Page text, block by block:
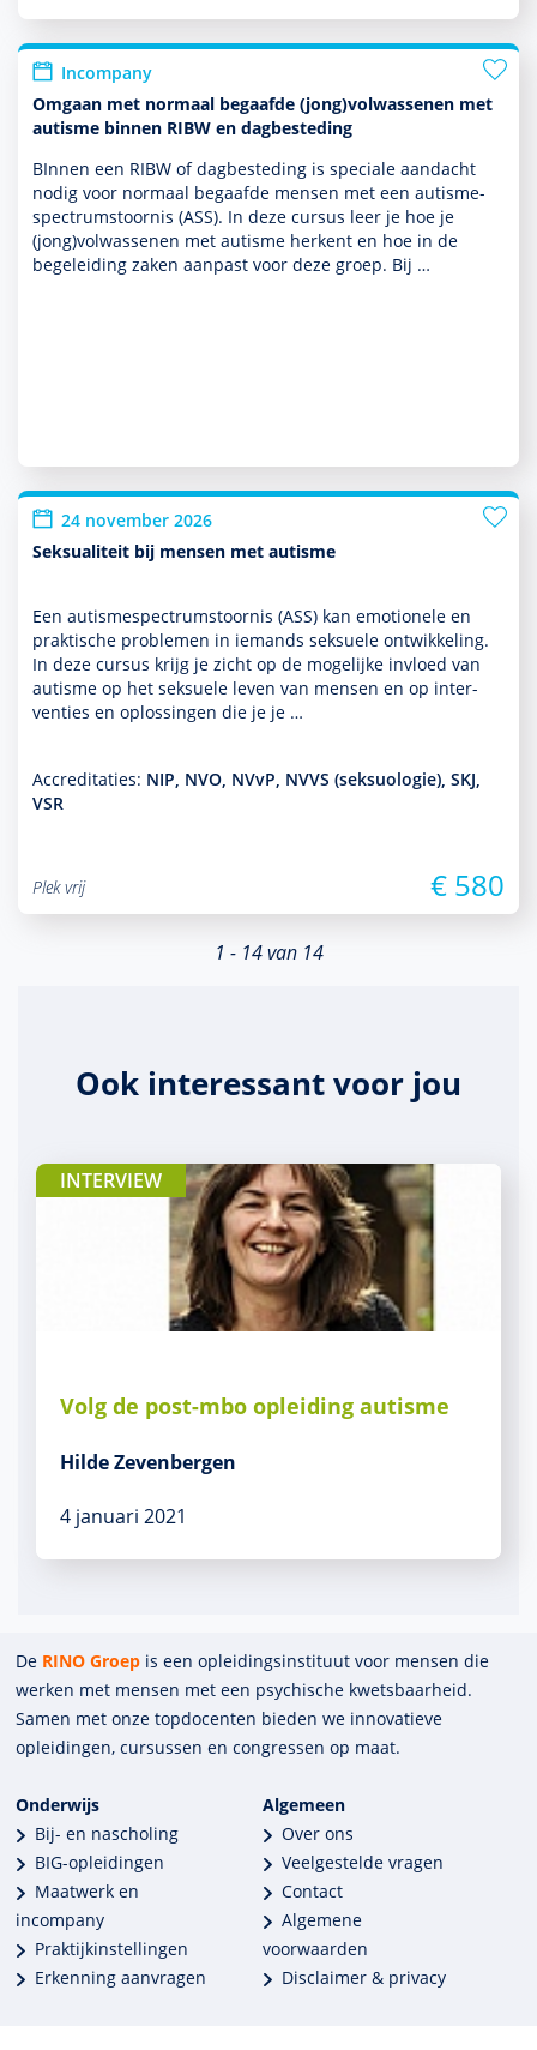
Incompany
Omgaan met normaal begaafde (jong)volwassenen met
autisme binnen RIBW en dagbesteding
BInnen een RIBW of dagbesteding is speciale aan­dacht
nodig voor normaal begaafde mensen met een autisme­
spectrum­stoor­nis (ASS). In deze cursus leer je hoe je
(jong)vol­was­senen met autisme herkent en hoe in de
bege­lei­ding zaken aanpast voor deze groep. Bij …
24 november 2026
Seksualiteit bij mensen met autisme
Een autisme­spectrum­stoor­nis (ASS) kan emotionele en
prak­tische pro­ble­men in iemands seksuele ont­wikke­ling.
In deze cursus krijg je zicht op de moge­lijke invloed van
autisme op het seksuele leven van mensen en op inter­
venties en oplos­singen die je je …
Accreditaties: NIP, NVO, NVvP, NVVS (seksuologie), SKJ,
VSR
Plek vrij € 580
1 - 14 van 14
Ook interessant voor jou
INTERVIEW
Volg de post-mbo opleiding autisme
Hilde Zevenbergen
4 januari 2021
De RINO Groep is een opleidings­insti­tuut voor mensen die
werken met mensen met een psychische kwets­baar­heid.
Samen met onze top­docenten bieden we innova­tieve
opleidingen, cursussen en congres­sen op maat.
Onderwijs
Bij- en nascholing
BIG-opleidingen
Maatwerk en
incompany
Praktijkinstellingen
Erkenning aanvragen
Algemeen
Over ons
Veelgestelde vragen
Contact
Algemene
voorwaarden
Disclaimer & privacy